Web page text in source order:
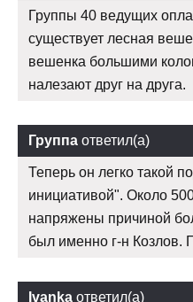
Группы 40 ведущих
существует лесная
вешенка большими
налезают друг на друга.
Группа ответил(а)
Теперь он легко такой
инициативой". Около
напряжены причиной
был именно г-н Козлов.
Ivanka ответил(а)